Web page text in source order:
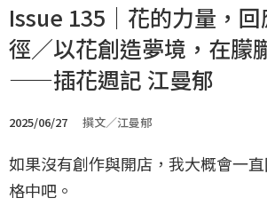
Issue 135｜花的力量，
徑／以花創造夢境，在朦
——插花週記 江曼郁
2025/06/27 撰文／江曼郁
如果沒有創作與開店，我大概會一
格中吧。